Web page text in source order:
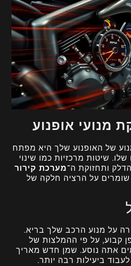
מנועי אופנוע
של האופנוע שלך היא מפתח
שלו. שיטות מרכזיות כמו שינוי
ותחזוקת ה־מערכת קירור
שומרים על הרציה חלקה של
על מנוע הרכב שלך בריא.
קבוע, על פי ההמלצות של
אתה נוסע. שמן חדש מאריך
ביעילות רבה יותר.